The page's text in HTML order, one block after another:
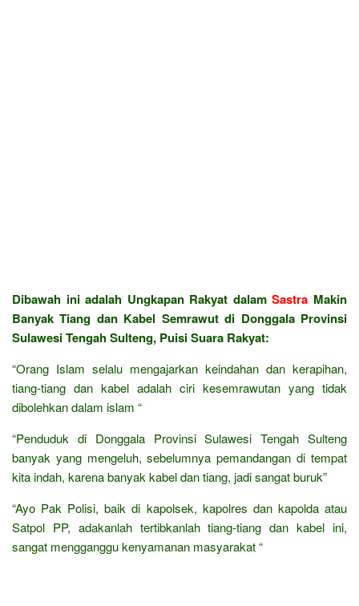
Dibawah ini adalah Ungkapan Rakyat dalamSastra Makin
Banyak Tiang dan Kabel Semrawut di Donggala Provinsi
Sulawesi Tengah Sulteng, Puisi Suara Rakyat:
“Orang Islam selalu mengajarkan keindahan dan kerapihan,
tiang-tiang dan kabel adalah ciri kesemrawutan yang tidak
dibolehkan dalam islam “
“Penduduk di Donggala Provinsi Sulawesi Tengah Sulteng
banyak yang mengeluh, sebelumnya pemandangan di tempat
kita indah, karena banyak kabel dan tiang, jadi sangat buruk”
“Ayo Pak Polisi, baik di kapolsek, kapolres dan kapolda atau
Satpol PP, adakanlah tertibkanlah tiang-tiang dan kabel ini,
sangat mengganggu kenyamanan masyarakat “